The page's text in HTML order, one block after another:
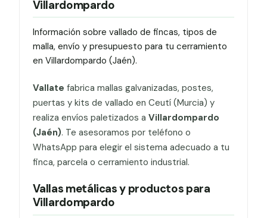
Villardompardo
Información sobre vallado de fincas, tipos de
malla, envío y presupuesto para tu cerramiento
en Villardompardo (Jaén).
Vallate fabrica mallas galvanizadas, postes,
puertas y kits de vallado en Ceutí (Murcia) y
realiza envíos paletizados a Villardompardo
(Jaén). Te asesoramos por teléfono o
WhatsApp para elegir el sistema adecuado a tu
finca, parcela o cerramiento industrial.
Vallas metálicas y productos para
Villardompardo